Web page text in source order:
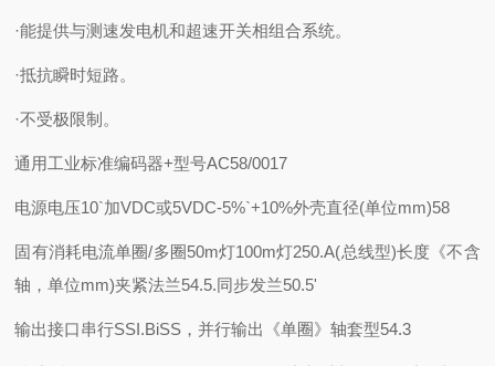
·能提供与测速发电机和超速开关相组合系统。
·抵抗瞬时短路。
·不受极限制。
通用工业标准编码器+型号AC58/0017
电源电压10`加VDC或5VDC-5%`+10%外壳直径(单位mm)58
固有消耗电流单圈/多圈50m灯100m灯250.A(总线型)长度《不含
轴，单位mm)夹紧法兰54.5.同步发兰50.5'
输出接口串行SSI.BiSS，并行输出《单圈》轴套型54.3